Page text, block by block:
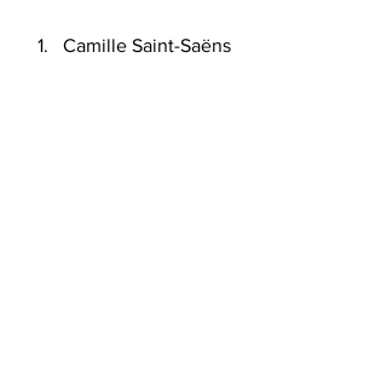
Camille Saint-Saëns